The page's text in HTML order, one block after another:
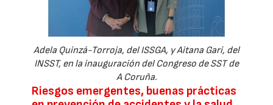
Adela Quinzá-Torroja, del ISSGA, y Aitana Garí, del
INSST, en la inauguración del Congreso de SST de
A Coruña.
Riesgos emergentes, buenas prácticas